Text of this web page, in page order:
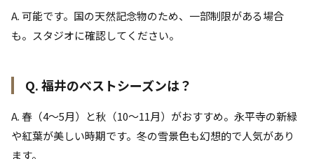
A. 可能です。国の天然記念物のため、一部制限がある場合
も。スタジオに確認してください。
Q. 福井のベストシーズンは？
A. 春（4〜5月）と秋（10〜11月）がおすすめ。永平寺の新緑
や紅葉が美しい時期です。冬の雪景色も幻想的で人気があり
ます。